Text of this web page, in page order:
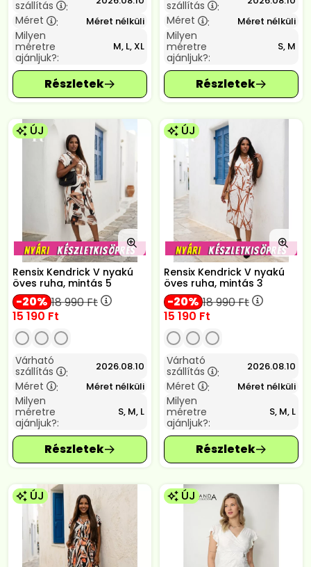
szállítás
:
Méret : Méret nélküli
Milyen
méretre
ajánljuk?:
M, L, XL
szállítás
:
Méret : Méret nélküli
Milyen
méretre
ajánljuk?:
S, M
ÚJ
Rensix Kendrick V nyakú
öves ruha, mintás 5
20 18 990Ft
15 190 Ft
Várható
szállítás
: 2026.08.10
Méret : Méret nélküli
Milyen
méretre
ajánljuk?:
S, M, L
ÚJ
Rensix Kendrick V nyakú
öves ruha, mintás 3
20 18 990Ft
15 190 Ft
Várható
szállítás
: 2026.08.10
Méret : Méret nélküli
Milyen
méretre
ajánljuk?:
S, M, L
ÚJ ÚJ